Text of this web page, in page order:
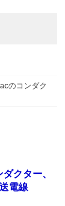
のコンダク
クター、
電線